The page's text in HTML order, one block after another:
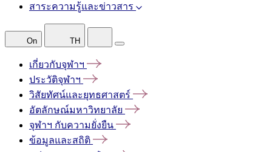
สาระความรู้และข่าวสาร
On TH
เกี่ยวกับจุฬาฯ
ประวัติจุฬาฯ
วิสัยทัศน์และยุทธศาสตร์
อัตลักษณ์มหาวิทยาลัย
จุฬาฯ กับความยั่งยืน
ข้อมูลและสถิติ